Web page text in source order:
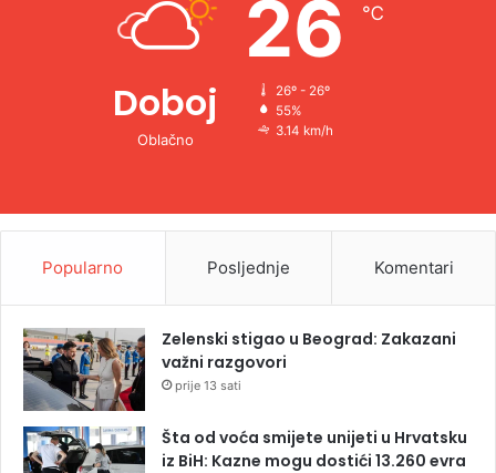
Doboj
Oblačno
26 ℃
26º - 26º
55%
3.14 km/h
Popularno Posljednje Komentari
Zelenski stigao u Beograd: Zakazani
važni razgovori
prije 13 sati
Šta od voća smijete unijeti u Hrvatsku
iz BiH: Kazne mogu dostići 13.260 evra